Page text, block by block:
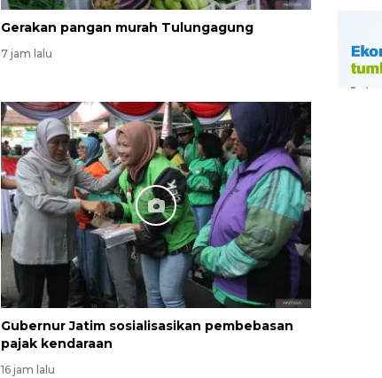
Gerakan pangan murah Tulungagung
7 jam lalu
Gubernur Jatim sosialisasikan pembebasan
pajak kendaraan
16 jam lalu